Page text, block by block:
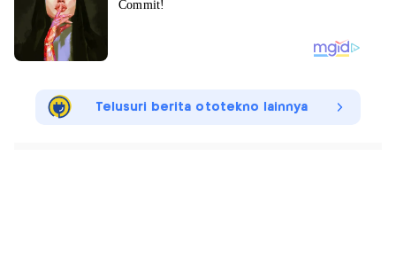
Telusuri berita ototekno lainnya